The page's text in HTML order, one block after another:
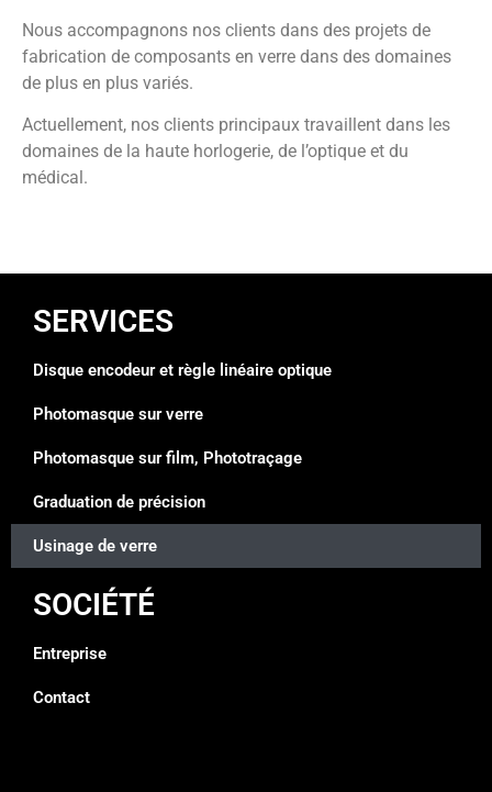
Nous accompagnons nos clients dans des projets de
fabrication de composants en verre dans des domaines
de plus en plus variés.
Actuellement, nos clients principaux travaillent dans les
domaines de la haute horlogerie, de l’optique et du
médical.
SERVICES
Disque encodeur et règle linéaire optique
Photomasque sur verre
Photomasque sur film, Phototraçage
Graduation de précision
Usinage de verre
SOCIÉTÉ
Entreprise
Contact